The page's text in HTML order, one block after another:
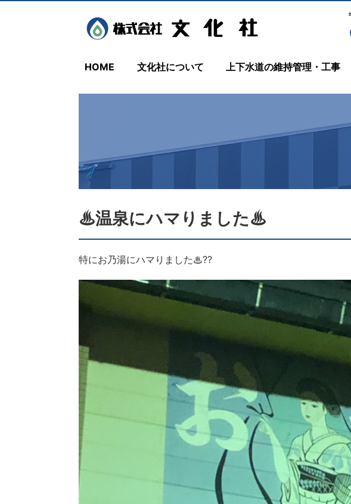
HOME 文化社について 上下水道の維持管理・工事
♨温泉にハマりました♨
特にお乃湯にハマりました♨??